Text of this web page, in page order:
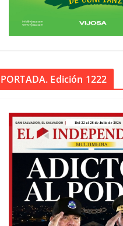
PORTADA. Edición 1222